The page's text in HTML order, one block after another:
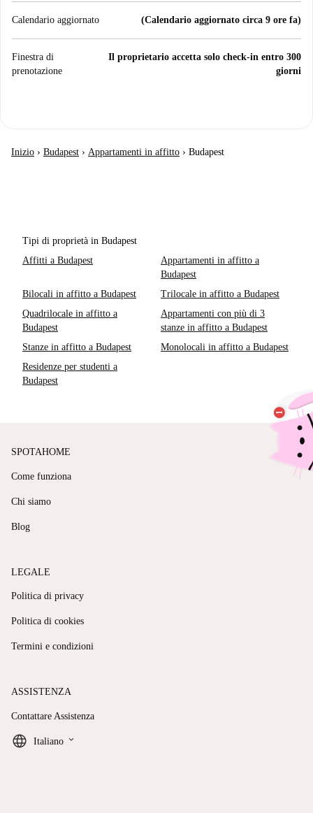
Calendario aggiornato (Calendario aggiornato circa 9 ore fa)
Finestra di
prenotazione
Il proprietario accetta solo check-in entro 300
giorni
Inizio › Budapest › Appartamenti in affitto › Budapest
Tipi di proprietà in Budapest
Affitti a Budapest
Appartamenti in affitto a
Budapest
Bilocali in affitto a Budapest
Trilocale in affitto a Budapest
Quadrilocale in affitto a
Budapest
Appartamenti con più di 3
stanze in affitto a Budapest
Stanze in affitto a Budapest
Monolocali in affitto a Budapest
Residenze per studenti a
Budapest
SPOTAHOME
Come funziona
Chi siamo
Blog
LEGALE
Politica di privacy
Politica di cookies
Termini e condizioni
ASSISTENZA
Contattare Assistenza
Italiano keyboard_arrow_down